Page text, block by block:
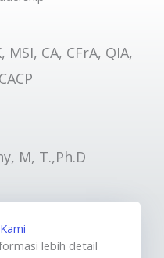
CA, CFrA, QIA,
M, T.,Ph.D
lebih detail